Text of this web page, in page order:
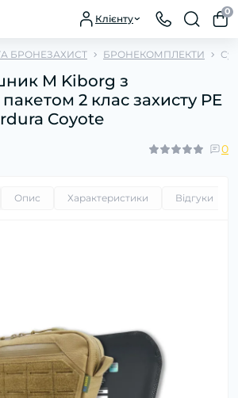
Клієнту
0
БРОНЕЗАХИСТ БРОНЕКОМПЛЕКТИ
M Kiborg з
2 клас захисту PE
Coyote
0
Опис Характеристики Відгуки